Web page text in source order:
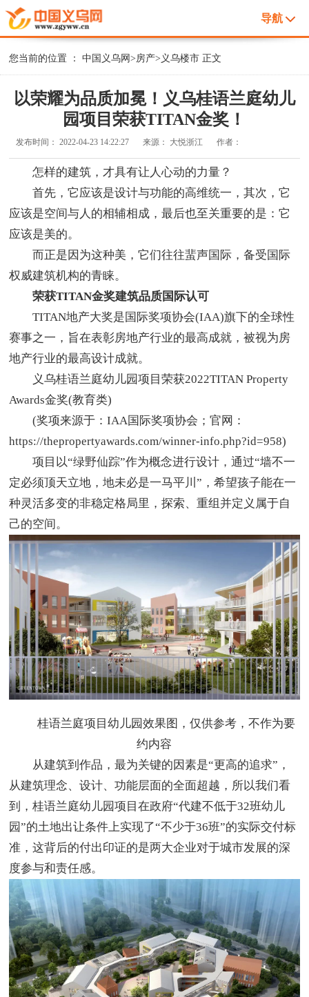
导航
您当前的位置 ：中国义乌网>房产> 义乌楼市 正文
以荣耀为品质加冕！义乌桂语兰庭幼儿
园项目荣获TITAN金奖！
发布时间：2022-04-23 14:22:27 来源： 大悦浙江 作者：
怎样的建筑，才具有让人心动的力量？
首先，它应该是设计与功能的高维统一，其次，它
应该是空间与人的相辅相成，最后也至关重要的是：它
应该是美的。
而正是因为这种美，它们往往蜚声国际，备受国际
权威建筑机构的青睐。
荣获TITAN金奖建筑品质国际认可
TITAN地产大奖是国际奖项协会(IAA)旗下的全球性
赛事之一，旨在表彰房地产行业的最高成就，被视为房
地产行业的最高设计成就。
义乌桂语兰庭幼儿园项目荣获2022TITAN Property
Awards金奖(教育类)
(奖项来源于：IAA国际奖项协会；官网：
https://thepropertyawards.com/winner-info.php?id=958)
项目以“绿野仙踪”作为概念进行设计，通过“墙不一
定必须顶天立地，地未必是一马平川”，希望孩子能在一
种灵活多变的非稳定格局里，探索、重组并定义属于自
己的空间。
桂语兰庭项目幼儿园效果图，仅供参考，不作为要
约内容
从建筑到作品，最为关键的因素是“更高的追求”，
从建筑理念、设计、功能层面的全面超越，所以我们看
到，桂语兰庭幼儿园项目在政府“代建不低于32班幼儿
园”的土地出让条件上实现了“不少于36班”的实际交付标
准，这背后的付出印证的是两大企业对于城市发展的深
度参与和责任感。